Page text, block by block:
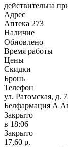
действительна
Адрес
Аптека 273
Наличие
Обновлено
Время работы
Цены
Скидки
Бронь
Телефон
ул. Ратомская, д.
Белфармация А
Закрыто
в 18:06
Закрыто
17,60 р.